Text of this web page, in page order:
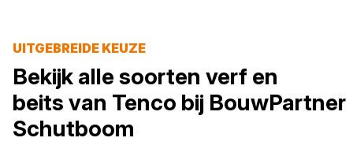
UITGEBREIDE KEUZE
Bekijk alle soorten verf en
beits van Tenco bij BouwPartner
Schutboom